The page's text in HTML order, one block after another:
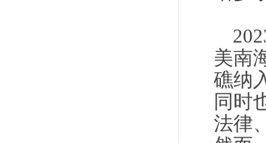
美南
礁纳
同时
法律